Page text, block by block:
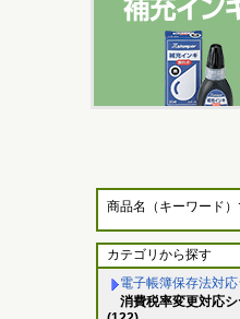
商品名（キーワード
カテゴリから探す
電子帳簿保存法対
消費税率変更対応